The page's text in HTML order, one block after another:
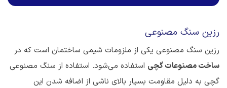
رزین سنگ مصنوعی
رزین سنگ مصنوعی یکی از ملزومات شیمی ساختمان است که در
ساخت مصنوعات گچی استفاده می‌شود. استفاده از سنگ مصنوعی
گچی به دلیل مقاومت بسیار بالای ناشی از اضافه شدن این